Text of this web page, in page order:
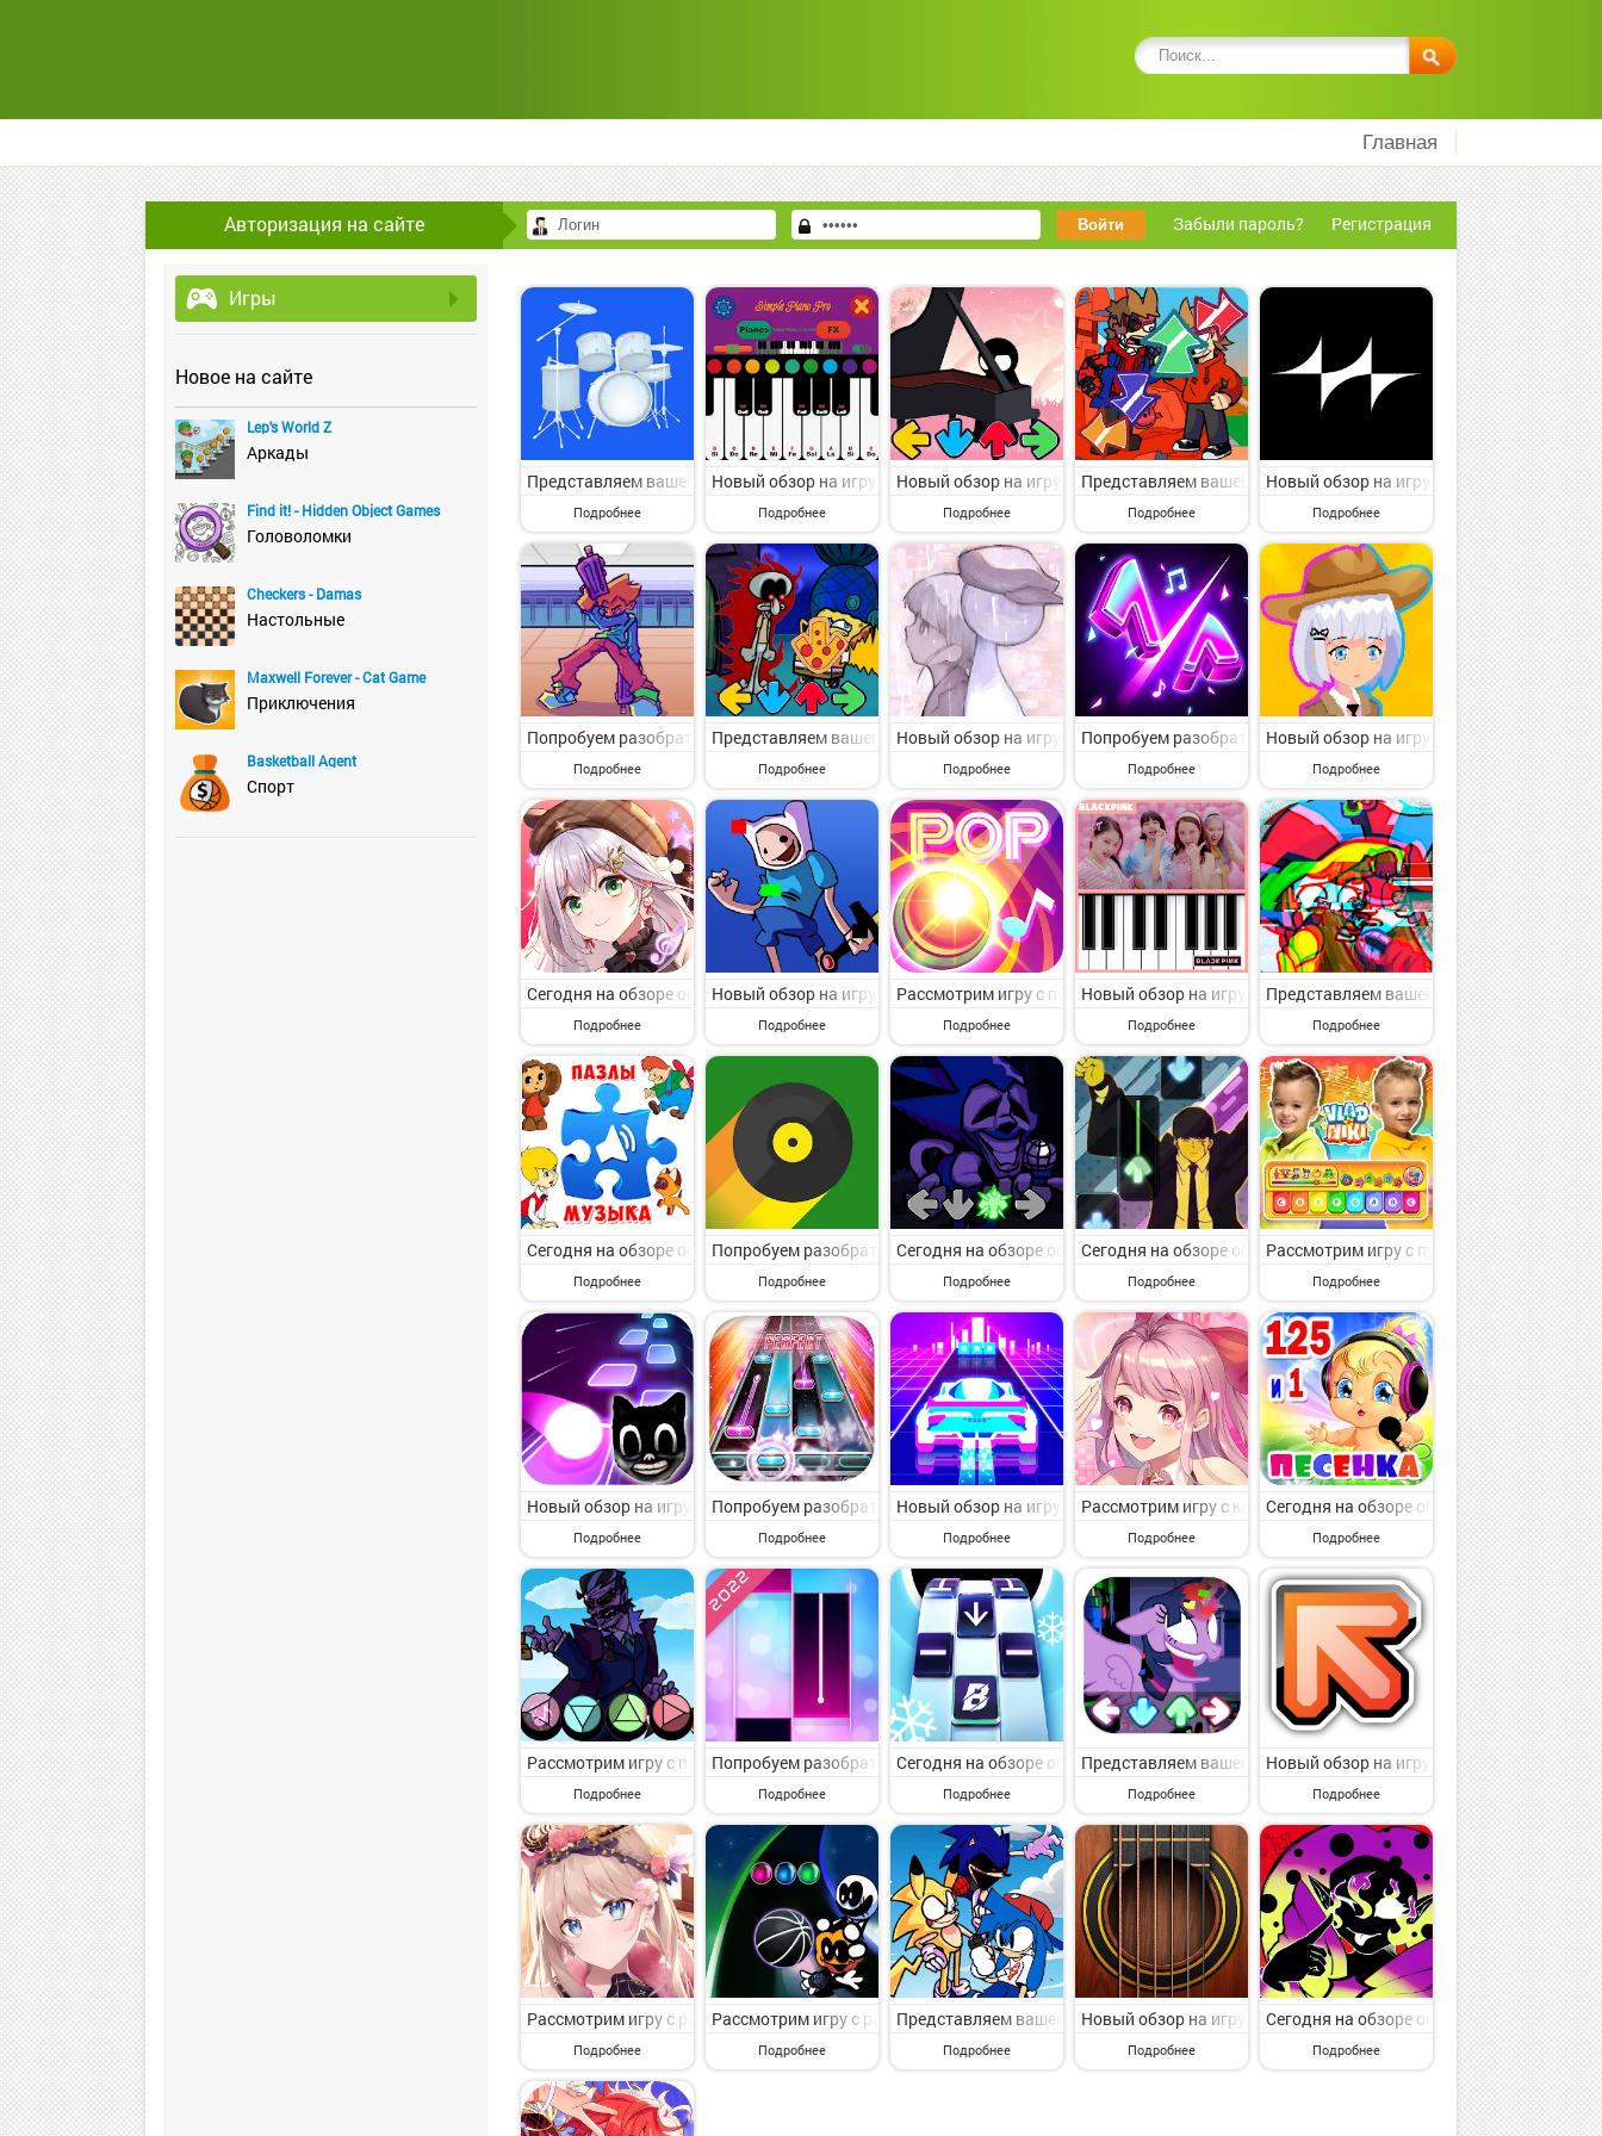
Главная
Авторизация на сайте Забыли пароль? Регистрация
Игры
Новое на сайте
Lep's World Z
Аркады
Find it! - Hidden Object Games
Головоломки
Checkers - Damas
Настольные
Maxwell Forever - Cat Game
Приключения
Basketball Agent
Спорт
Представляем вашему вниманию игру с категории Музыкальные. Drum Beats Metronome от классного издателя Bialamusic. Drum Beats
Подробнее
Новый обзор на игру с раздела Музыкальные. Simple Piano Pro от популярного разработчика Fegac Studio.
Подробнее
Новый обзор на игру с раздела Музыкальные. Beat Fight Stickman Full Week от
Подробнее
Представляем вашему вниманию игру с раздела Музыкальные.
Подробнее
Новый обзор на игру с категории
Подробнее
Попробуем разобрать игру с раздела Музыкальные. Pico Friday Date Week Series от крутого автора Trung Kien1995. Pico Friday Date
Подробнее
Представляем вашему вниманию игру с раздела Музыкальные. Trickward Undersea Beat Battle от толкового
Подробнее
Новый обзор на игру с раздела Музыкальные. DEEMO II от популярного автора Rayark
Подробнее
Попробуем разобрать игру с категории Музыкальные. Blade
Подробнее
Новый обзор на игру с раздела
Подробнее
Сегодня на обзоре обсудим игру с пункта меню Музыкальные. AU2 Mobile-ID от крутого разработчика AU Dance. AU2 Mobile-ID -
Подробнее
Новый обзор на игру с пункта меню Музыкальные. Remake All Character Test Mod от классного издателя Lê Quý
Подробнее
Рассмотрим игру с пункта меню Музыкальные. Tap Tap Music-Pop Songs от классного
Подробнее
Новый обзор на игру с пункта меню Музыкальные. BLACK PINK
Подробнее
Представляем вашему вниманию игру с
Подробнее
Сегодня на обзоре обсудим игру с пункта меню Музыкальные. Пазлы для малышей музыкальные от нового разработчика Mama
Подробнее
Попробуем разобрать игру с категории Музыкальные. SongPop Classic: Music Trivia от крутого коллектива
Подробнее
Сегодня на обзоре обсудим игру с раздела Музыкальные. Horror Sonik.EXE v2 FNF Mod
Подробнее
Сегодня на обзоре обсудим игру с раздела Музыкальные.
Подробнее
Рассмотрим игру с пункта меню
Подробнее
Новый обзор на игру с категории Музыкальные. Cartoon cat - Hop tiles rush от нового автора call from someone. Cartoon cat - Hop tiles
Подробнее
Попробуем разобрать игру с раздела Музыкальные. BEAT MP3 - Rhythm Game от толкового автора
Подробнее
Новый обзор на игру с категории Музыкальные. Music Racing GT: EDM & Cars от
Подробнее
Рассмотрим игру с категории Музыкальные. Sweet Dance-INT от
Подробнее
Сегодня на обзоре обсудим игру с
Подробнее
Рассмотрим игру с пункта меню Музыкальные. Beat Battle Mix Full Mod от крутого разработчика SoslowStd. Beat Battle Mix Full Mod -
Подробнее
Попробуем разобрать игру с пункта меню Музыкальные. Piano Pop Tiles -Classic Piano от классного издателя
Подробнее
Сегодня на обзоре обсудим игру с пункта меню Музыкальные. Beat Blitz: Music Battle от
Подробнее
Представляем вашему вниманию игру с пункта меню
Подробнее
Новый обзор на игру с раздела
Подробнее
Рассмотрим игру с раздела Музыкальные. AU2 Mobile-EN от известного издателя AU Dance. AU2 Mobile-EN - захватывающая
Подробнее
Рассмотрим игру с раздела Музыкальные. Breach Security vs FNF Dance от крутого коллектива ALICE ST.
Подробнее
Представляем вашему вниманию игру с раздела Музыкальные. Horry.EXE Digital Music
Подробнее
Новый обзор на игру с раздела Музыкальные. Real Guitar -
Подробнее
Сегодня на обзоре обсудим игру с
Подробнее